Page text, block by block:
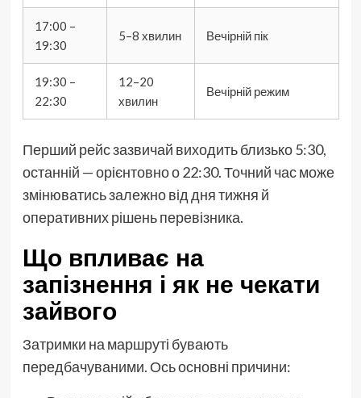
17:00 –
19:30
5–8 хвилин Вечірній пік
19:30 –
22:30
12–20
хвилин
Вечірній режим
Перший рейс зазвичай виходить близько 5:30,
останній — орієнтовно о 22:30. Точний час може
змінюватись залежно від дня тижня й
оперативних рішень перевізника.
Що впливає на
запізнення і як не чекати
зайвого
Затримки на маршруті бувають
передбачуваними. Ось основні причини: